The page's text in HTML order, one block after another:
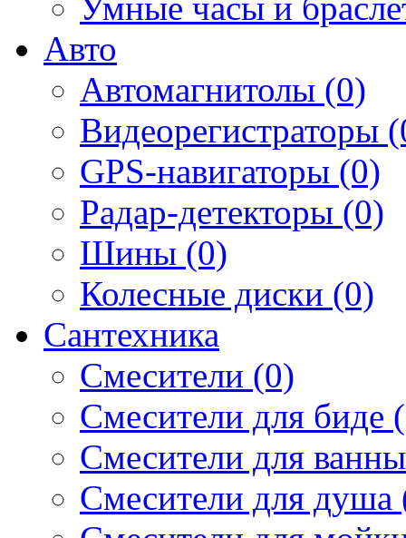
Авто
Автомагнитолы (0)
Видеорегистраторы
GPS-навигаторы (0)
Радар-детекторы (0)
Шины (0)
Колесные диски (0)
Сантехника
Смесители (0)
Смесители для биде
Смесители для
Смесители для душа